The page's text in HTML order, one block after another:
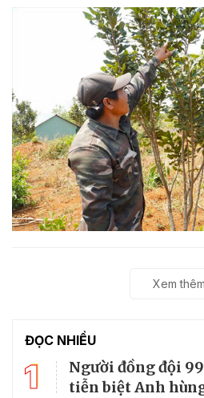
Xem thêm
ĐỌC NHIỀU
1
Người đồng đội
tiễn biệt Anh